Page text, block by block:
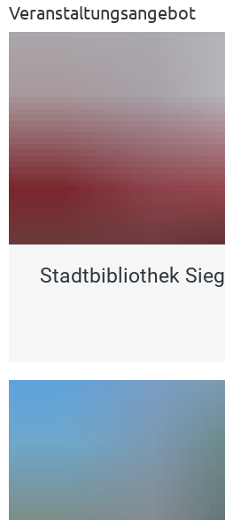
Das
Veranstaltungsangebot
Stadtbibliothek